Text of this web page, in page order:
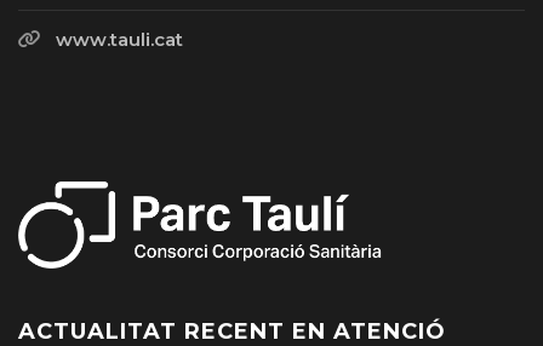
www.tauli.cat
ACTUALITAT RECENT EN ATENCIÓ